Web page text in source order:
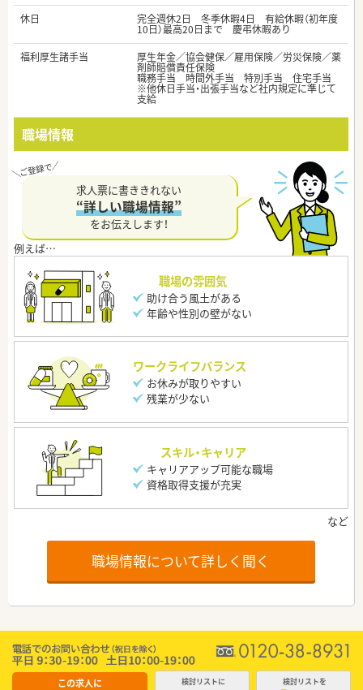
休日
完全週休2日 冬季休暇4日 有給休暇（初年度
10日）最高20日まで 慶弔休暇あり
福利厚生諸手当
厚生年金／協会健保／雇用保険／労災保険／薬
剤師賠償責任保険
職務手当 時間外手当 特別手当 住宅手当
※他休日手当・出張手当など社内規定に準じて
支給
職場情報
求人票に書ききれない
“詳しい職場情報”
をお伝えします！
職場の雰囲気
助け合う風土がある
年齢や性別の壁がない
ワークライフバランス
お休みが取りやすい
残業が少ない
スキル・キャリア
キャリアアップ可能な職場
資格取得支援が充実
職場情報について詳しく聞く
この求人に 検討リストに 検討リストを